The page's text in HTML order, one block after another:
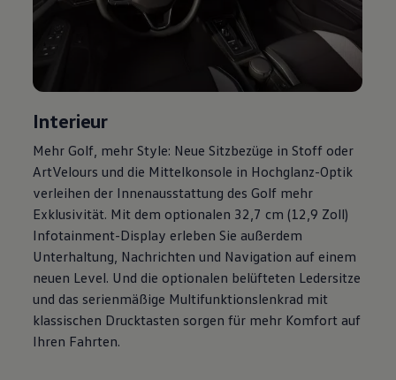
Motorenöl und Flüssigkeiten
Räder und Reifen
Pannen- und Unfallhilfe
Volkswagen Teile
Zubehör
Schutz und Pflege
Entertainment und Elektronik
Individualisieren
Wallbox und Ladekabel
Dienste für Ihr Modell finden
Volkswagen Apps, Login und Shop
Handy und Fahrzeug verbinden
Updates für Software, Karten und Radio
Über Ihr Auto
Vorgängermodelle
Kundeninformationen
Volkswagen Kundenbetreuung
Warn- und Kontrollleuchten
Interieur
Mehr Golf , mehr Style: Neue Sitzbezüge in Stoff oder
ArtVelours und die Mittelkonsole in Hochglanz-Optik
verleihen der Innenausstattung des Golf mehr
Exklusivität. Mit dem optionalen 32,7 cm (12,9 Zoll)
Infotainment-Display erleben Sie außerdem
Unterhaltung, Nachrichten und Navigation auf einem
neuen Level. Und die optionalen belüfteten Ledersitze
und das serienmäßige Multifunktionslenkrad mit
klassischen Drucktasten sorgen für mehr Komfort auf
Ihren Fahrten.